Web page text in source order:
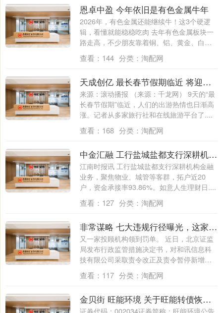
恩卓中盈 今年依旧是有色金属牛年
2026年，有色金属还能继续牛！这3个硬逻
辑，看懂就能稳稳吃肉 去年有色金属板块一
路走高，不少朋友靠着铜、铝、黄金、白
银....
查看： 144 分类： 淘配网
天成创亿 最长春节假期临近 将迎火热“春节档”旅游市场
来源：滚动播报 （来源：千龙网） 9天的“最
长春节假期”临近，人们的出游热情也日渐高
涨。记者从多家旅行社和在线旅游平台了....
查看： 168 分类： 淘配网
中金汇融 工行盐城盐都支行深耕机构金融业务主赛道
江南时报讯 工行盐城盐都支行深耕机构金融
业务，聚焦物业、城管等客群，拓户近20
户，资金承接率93.86%。如意人生理财日....
查看： 127 分类： 淘配网
非常谋略 七大违规行径曝光，这家投顾机构再收罚单！
又一家投顾机构领到罚单。 近日，北京证监
局发布行政监管措施决定书，对和讯信息科
技有限公司采取责令改正及责令暂停新增客
户6....
查看： 117 分类： 淘配网
金贝街 旺能环境 关于旺能转债恢复转股的提示性公告
证券代码：002034证券简称：旺能环境公告